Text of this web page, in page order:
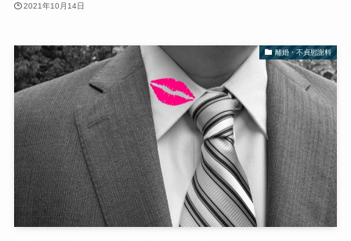
2021年10月14日
離婚・不貞慰謝料